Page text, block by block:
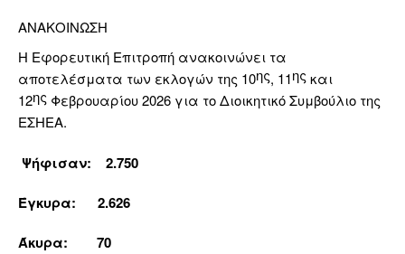
ΑΝΑΚΟΙΝΩΣΗ
Η Εφορευτική Επιτροπή ανακοινώνει τα
αποτελέσματα των εκλογών της 10ης, 11ης και
12ης Φεβρουαρίου 2026 για τo Διοικητικό Συμβούλιο της
ΕΣΗΕΑ.
Ψήφισαν: 2.750
Έγκυρα: 2.626
Άκυρα: 70